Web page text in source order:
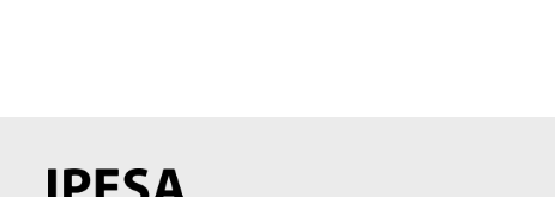
Trituradora de Mandíbula Móvil